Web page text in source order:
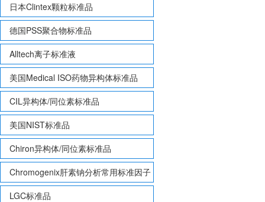
日本Clintex颗粒标准品
德国PSS聚合物标准品
Alltech离子标准液
美国Medical ISO药物异构体标准品
CIL异构体/同位素标准品
美国NIST标准品
Chiron异构体/同位素标准品
Chromogenix肝素钠分析常用标准因子
LGC标准品